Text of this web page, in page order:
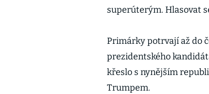
superúterým. Hlasovat
Primárky potrvají až do
prezidentského
křeslo s nynějším
Trumpem.